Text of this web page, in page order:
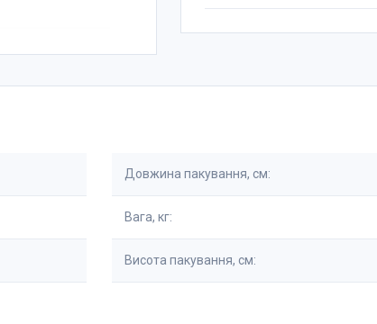
Довжина пакування, см:
Вага, кг:
Висота пакування, см: